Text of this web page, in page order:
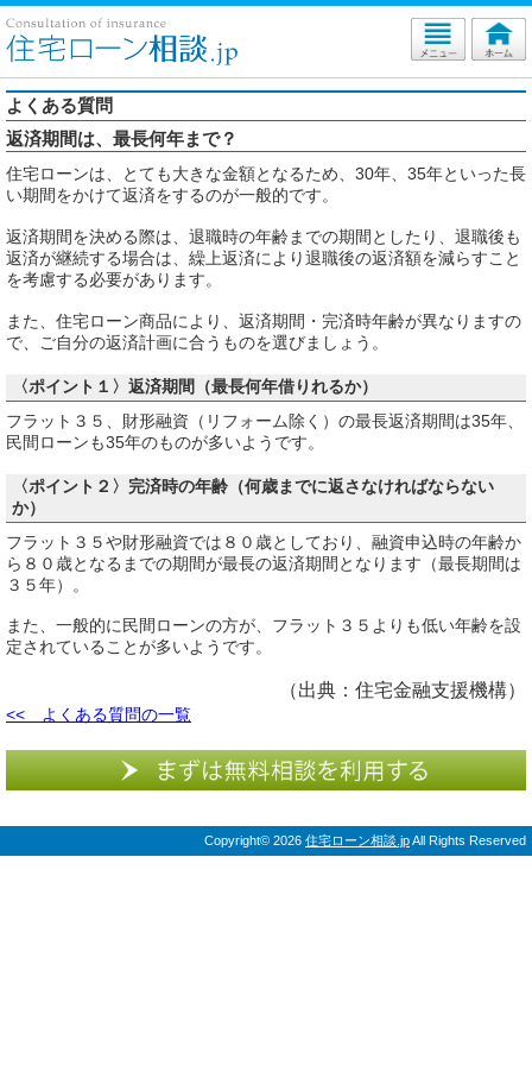
よくある質問
返済期間は、最長何年まで？
住宅ローンは、とても大きな金額となるため、30年、35年といった長
い期間をかけて返済をするのが一般的です。
返済期間を決める際は、退職時の年齢までの期間としたり、退職後も
返済が継続する場合は、繰上返済により退職後の返済額を減らすこと
を考慮する必要があります。
また、住宅ローン商品により、返済期間・完済時年齢が異なりますの
で、ご自分の返済計画に合うものを選びましょう。
〈ポイント１〉返済期間（最長何年借りれるか）
フラット３５、財形融資（リフォーム除く）の最長返済期間は35年、
民間ローンも35年のものが多いようです。
〈ポイント２〉完済時の年齢（何歳までに返さなければならない
か）
フラット３５や財形融資では８０歳としており、融資申込時の年齢か
ら８０歳となるまでの期間が最長の返済期間となります（最長期間は
３５年）。
また、一般的に民間ローンの方が、フラット３５よりも低い年齢を設
定されていることが多いようです。
（出典：住宅金融支援機構）
<< よくある質問の一覧
Copyright© 2026 住宅ローン相談.jpAll Rights Reserved